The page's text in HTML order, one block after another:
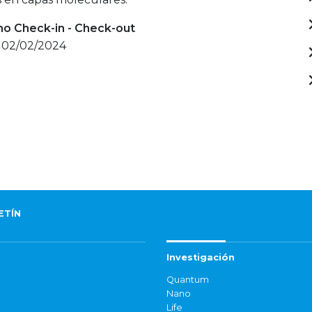
Check-in - Check-out
02/02/2024
Investigación
Quantum
Nano
Life